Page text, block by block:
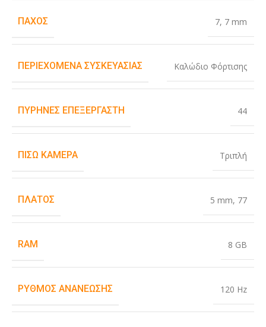
ΠΆΧΟΣ 7, 7 mm
ΠΕΡΙΕΧΌΜΕΝΑ ΣΥΣΚΕΥΑΣΊΑΣ Καλώδιο Φόρτισης
ΠΥΡΉΝΕΣ ΕΠΕΞΕΡΓΑΣΤΉ 44
ΠΊΣΩ ΚΆΜΕΡΑ Τριπλή
ΠΛΆΤΟΣ 5 mm, 77
RAM 8 GB
ΡΥΘΜΌΣ ΑΝΑΝΈΩΣΗΣ 120 Hz